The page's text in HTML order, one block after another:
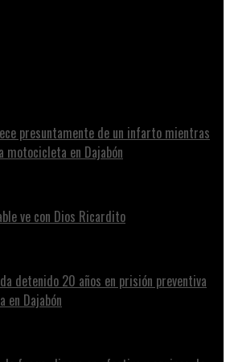
presuntamente de un infarto mientras
motocicleta en Dajabón
ve con Dios Ricardito
detenido 20 años en prisión preventiva
en Dajabón